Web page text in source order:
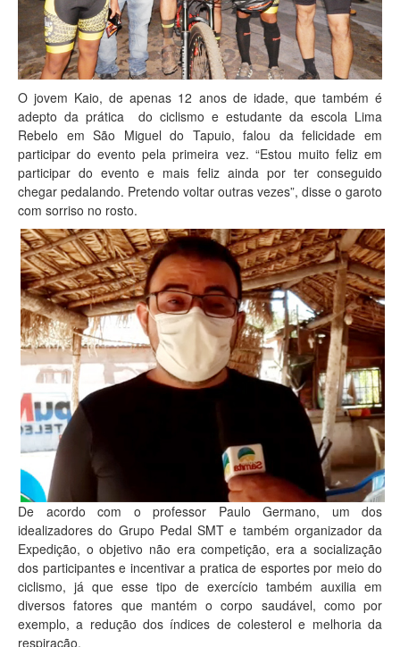
O jovem Kaio, de apenas 12 anos de idade, que também é
adepto da prática do ciclismo e estudante da escola Lima
Rebelo em São Miguel do Tapuio, falou da felicidade em
participar do evento pela primeira vez. “Estou muito feliz em
participar do evento e mais feliz ainda por ter conseguido
chegar pedalando. Pretendo voltar outras vezes”, disse o garoto
com sorriso no rosto.
De acordo com o professor Paulo Germano, um dos
idealizadores do Grupo Pedal SMT e também organizador da
Expedição, o objetivo não era competição, era a socialização
dos participantes e incentivar a pratica de esportes por meio do
ciclismo, já que esse tipo de exercício também auxilia em
diversos fatores que mantém o corpo saudável, como por
exemplo, a redução dos índices de colesterol e melhoria da
respiração.